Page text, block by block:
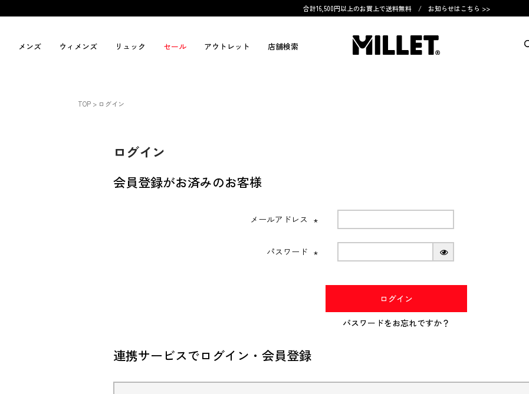
合計16,500円以上のお買上で送料無料 / お知らせはこちら >>
メンズ ウィメンズ リュック セール アウトレット 店舗検索
TOP ログイン
ログイン
会員登録がお済みのお客様
メールアドレス
パスワード
ログイン
パスワードをお忘れですか？
連携サービスでログイン・会員登録